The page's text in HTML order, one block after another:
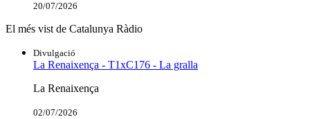
20/07/2026
El més vist de Catalunya Ràdio
Divulgació
La Renaixença - T1xC176 - La gralla
La Renaixença
02/07/2026